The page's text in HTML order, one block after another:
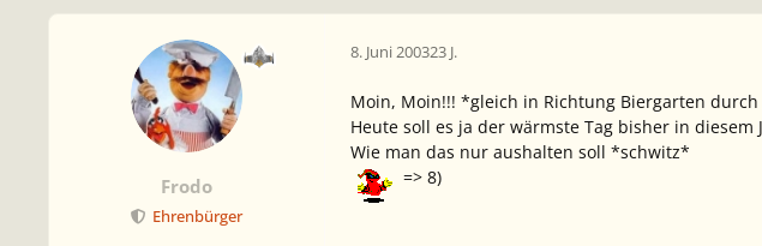
Frodo
Ehrenbürger
8. Juni 200323 J.
Moin, Moin!!! *gleich in Richtung Biergarten
Heute soll es ja der wärmste Tag bisher in diesem
Wie man das nur aushalten soll *schwitz*
=> 8)